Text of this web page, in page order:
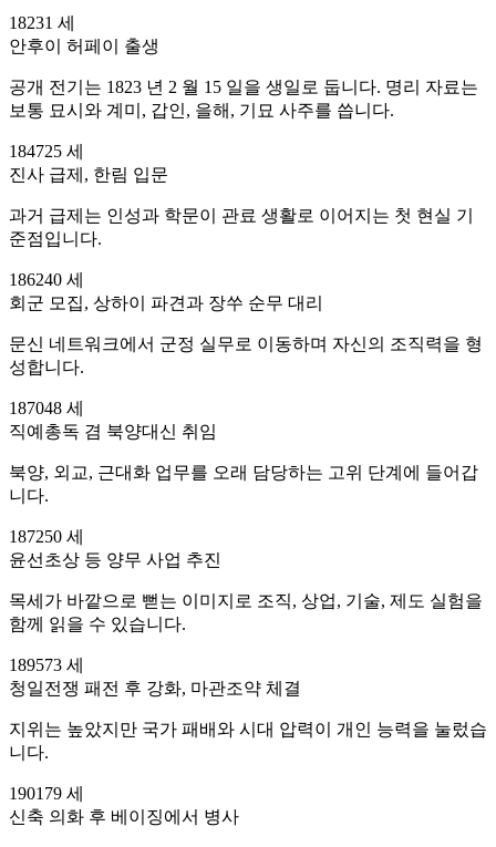
18231 세
안후이 허페이 출생
공개 전기는 1823 년 2 월 15 일을 생일로 둡니다. 명리 자료는
보통 묘시와 계미, 갑인, 을해, 기묘 사주를 씁니다.
184725 세
진사 급제, 한림 입문
과거 급제는 인성과 학문이 관료 생활로 이어지는 첫 현실 기
준점입니다.
186240 세
회군 모집, 상하이 파견과 장쑤 순무 대리
문신 네트워크에서 군정 실무로 이동하며 자신의 조직력을 형
성합니다.
187048 세
직예총독 겸 북양대신 취임
북양, 외교, 근대화 업무를 오래 담당하는 고위 단계에 들어갑
니다.
187250 세
윤선초상 등 양무 사업 추진
목세가 바깥으로 뻗는 이미지로 조직, 상업, 기술, 제도 실험을
함께 읽을 수 있습니다.
189573 세
청일전쟁 패전 후 강화, 마관조약 체결
지위는 높았지만 국가 패배와 시대 압력이 개인 능력을 눌렀습
니다.
1901 79 세
신축 의화 후 베이징에서 병사